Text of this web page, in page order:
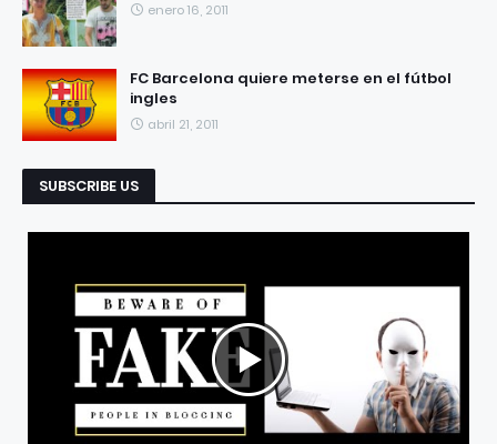
enero 16, 2011
FC Barcelona quiere meterse en el fútbol
ingles
abril 21, 2011
SUBSCRIBE US